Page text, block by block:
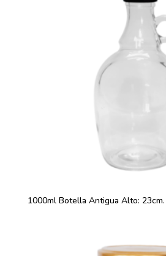
1000ml Botella Antigua Alto: 23cm.